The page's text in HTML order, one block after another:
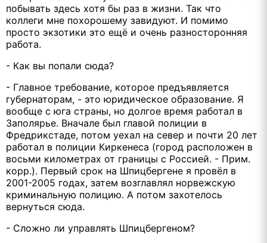
побывать здесь хотя бы раз в жизни. Так что
коллеги мне похорошему завидуют. И помимо
просто экзотики это ещё и очень разносторонняя
работа.
- Как вы попали сюда?
- Главное требование, которое предъявляется
губернаторам, - это юридическое образование. Я
вообще с юга страны, но долгое время работал в
Заполярье. Вначале был главой полиции в
Фредрикстаде, потом уехал на север и почти 20 лет
работал в полиции Киркенеса (город расположен в
восьми километрах от границы с Россией. - Прим.
корр.). Первый срок на Шпицбергене я провёл в
2001-2005 годах, затем возглавлял норвежскую
криминальную полицию. А потом захотелось
вернуться сюда.
- Сложно ли управлять Шпицбергеном?